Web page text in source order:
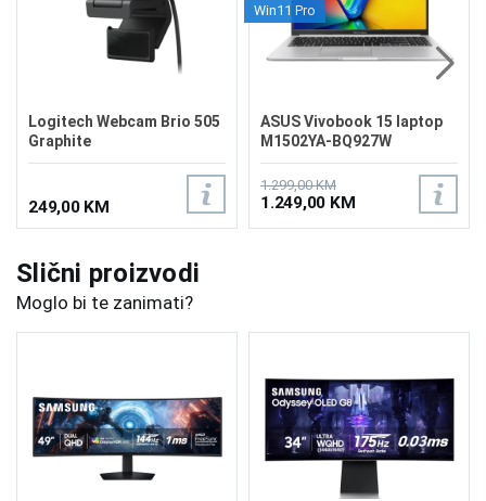
Logitech Webcam Brio 505
Graphite
249,00 KM
Win11 Pro
ASUS Vivobook 15 laptop
M1502YA-BQ927W
1.299,00 KM
1.249,00 KM
Slični proizvodi
Moglo bi te zanimati?